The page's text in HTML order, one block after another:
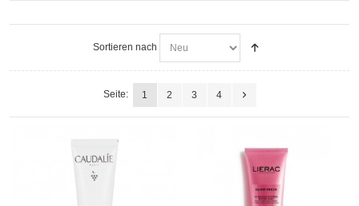
Sortieren nach
Seite: 1 2 3 4